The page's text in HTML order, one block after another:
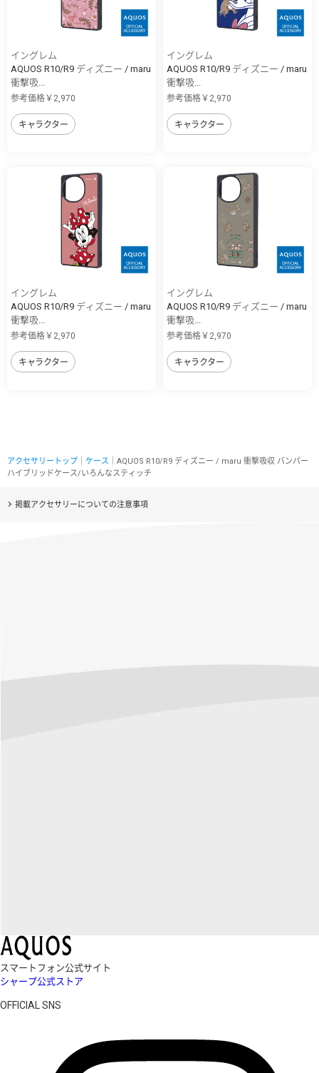
イングレム
AQUOS R10/R9 ディズニー / maru
衝撃吸...
参考価格￥2,970
キャラクター
イングレム
AQUOS R10/R9 ディズニー / maru
衝撃吸...
参考価格￥2,970
キャラクター
イングレム
AQUOS R10/R9 ディズニー / maru
衝撃吸...
参考価格￥2,970
キャラクター
イングレム
AQUOS R10/R9 ディズニー / maru
衝撃吸...
参考価格￥2,970
キャラクター
アクセサリートップ ケース ｜AQUOS R10/R9 ディズニー / maru 衝撃吸収 バンパー
ハイブリッドケース/いろんなスティッチ
掲載アクセサリーについての注意事項
スマートフォン公式サイト
シャープ公式ストア
OFFICIAL SNS